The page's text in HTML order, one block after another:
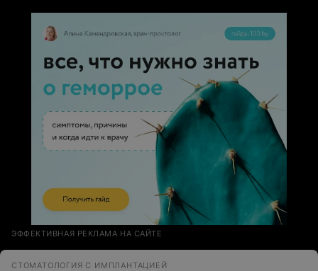
ЭФФЕКТИВНАЯ РЕКЛАМА НА САЙТЕ
СТОМАТОЛОГИЯ С ИМПЛАНТАЦИЕЙ